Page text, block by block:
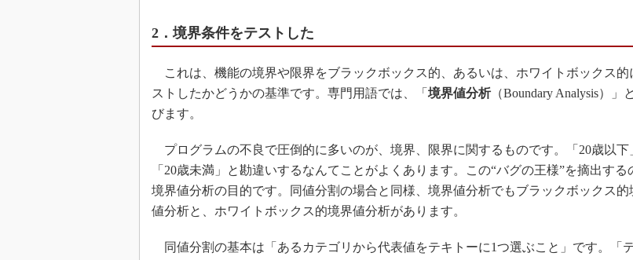
2．境界条件をテストした
これは、機能の境界や限界をブラックボックス的、あるいは、ホワイトボックス的
ストしたかどうかの基準です。専門用語では、「 境界値分析（Boundary Analysis）」
びます。
プログラムの不良で圧倒的に多いのが、境界、限界に関するものです。「20歳以下
「20歳未満」と勘違いするなんてことがよくあります。この“バグの王様”を摘出する
境界値分析の目的です。同値分割の場合と同様、境界値分析でもブラックボックス的
値分析と、ホワイトボックス的境界値分析があります。
同値分割の基本は「あるカテゴリから代表値をテキトーに1つ選ぶこと」です。「